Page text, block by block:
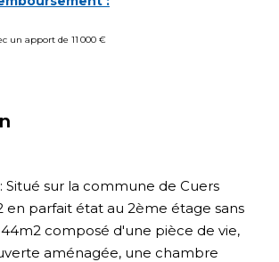
un apport de 11 000 €
: Situé sur la commune de Cuers
en parfait état au 2ème étage sans
composé d'une pièce de vie,
aménagée, une chambre